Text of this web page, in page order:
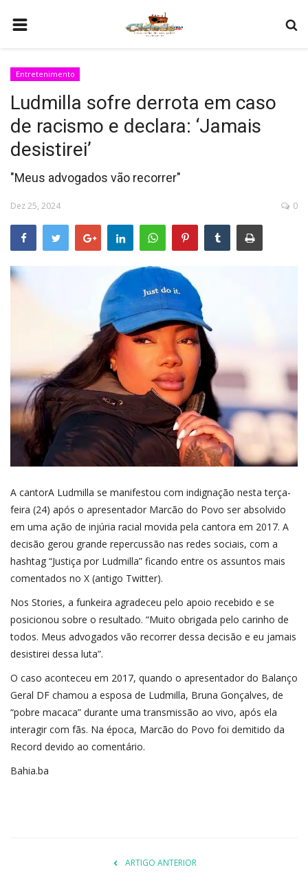
COMO SER PARCEIRO
PROGRAMAÇÃO
QUEM SOMOS
Entretenimento
Ludmilla sofre derrota em caso
de racismo e declara: ‘Jamais
desistirei’
"Meus advogados vão recorrer"
Dez 25, 2024 0
A cantorA Ludmilla se manifestou com indignação nesta terça-
feira (24) após o apresentador Marcão do Povo ser absolvido
em uma ação de injúria racial movida pela cantora em 2017. A
decisão gerou grande repercussão nas redes sociais, com a
hashtag “Justiça por Ludmilla” ficando entre os assuntos mais
comentados no X (antigo Twitter).
Nos Stories, a funkeira agradeceu pelo apoio recebido e se
posicionou sobre o resultado. “Muito obrigada pelo carinho de
todos. Meus advogados vão recorrer dessa decisão e eu jamais
desistirei dessa luta”.
O caso aconteceu em 2017, quando o apresentador do Balanço
Geral DF chamou a esposa de Ludmilla, Bruna Gonçalves, de
“pobre macaca” durante uma transmissão ao vivo, após ela
interagir com fãs. Na época, Marcão do Povo foi demitido da
Record devido ao comentário.
Bahia.ba
ARTIGO ANTERIOR